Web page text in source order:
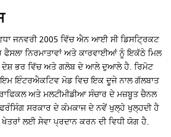
ਜਨਵਰੀ 2005 ਵਿੱਚ ਐਨ ਆਈ ਸੀ ਡਿਸਟ੍ਰਿਕਟ
ਨਿਰਮਾਤਾਵਾਂ ਅਤੇ ਕਾਰਵਾਈਆਂ ਨੂੰ ਇਕੱਠੇ ਮਿਲ
ਦੇਸ਼ ਭਰ ਵਿੱਚ ਅਤੇ ਗਲੋਬ ਦੇ ਆਲੇ ਦੁਆਲੇ ਹੈ. ਰਿਮੋਟ
ਇੰਟਰਐਕਟਿਵ ਮੋਡ ਵਿਚ ਇਕ ਦੂਜੇ ਨਾਲ ਗੱਲਬਾਤ
ਅਤੇ ਮਲਟੀਮੀਡੀਆ ਸੰਚਾਰ ਦੇ ਮਜ਼ਬੂਤ ​​ਚੈਨਲ
ਸਰਕਾਰ ਦੇ ਕੰਮਕਾਜ ਦੇ ਨਵੇਂ ਖੁਲ੍ਹੇ ਖੁਲ੍ਹਦੀ ਹੈ
ਲਈ ਸੇਵਾ ਪ੍ਰਦਾਨ ਕਰਨ ਦੀ ਵਿਧੀ ਯੋਗ ਹੈ.